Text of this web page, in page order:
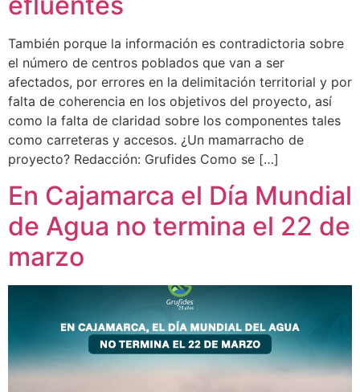
También porque la información es contradictoria sobre
el número de centros poblados que van a ser
afectados, por errores en la delimitación territorial y por
falta de coherencia en los objetivos del proyecto, así
como la falta de claridad sobre los componentes tales
como carreteras y accesos. ¿Un mamarracho de
proyecto? Redacción: Grufides Como se […]
En Cajamarca el Día Mundial
de Agua no termina el 22 de
marzo